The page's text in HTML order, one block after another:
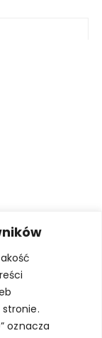
oznacza